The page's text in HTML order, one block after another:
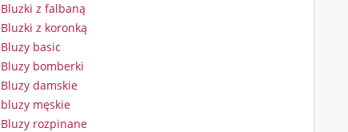
Bluzki z falbaną
Bluzki z koronką
Bluzy basic
Bluzy bomberki
Bluzy damskie
bluzy męskie
Bluzy rozpinane